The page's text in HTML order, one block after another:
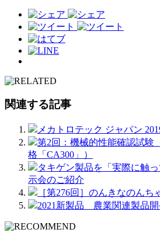
関連する記事
メカトロテック ジャパン
第2回：機械的性能確認試験
格「CA300」）
タキゲン製品を「実際に触
示会のご紹介
［第276回］のんきなのんち
2021新製品 農業関連製品開